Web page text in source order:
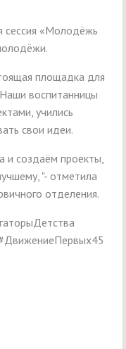
сессия «Молодёжь
площадка для
воспитанницы
учились
свои идеи.
и создаём проекты,
"- отметила
отделения.